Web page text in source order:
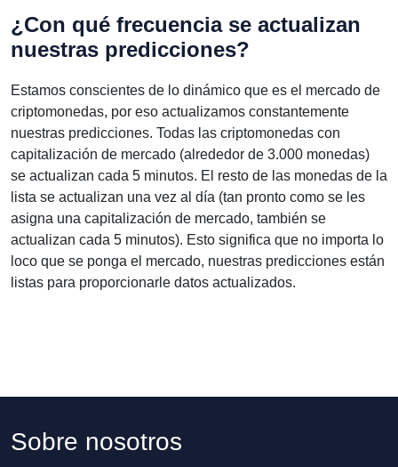
¿Con qué frecuencia se actualizan
nuestras predicciones?
Estamos conscientes de lo dinámico que es el mercado de
criptomonedas, por eso actualizamos constantemente
nuestras predicciones. Todas las criptomonedas con
capitalización de mercado (alrededor de 3.000 monedas)
se actualizan cada 5 minutos. El resto de las monedas de la
lista se actualizan una vez al día (tan pronto como se les
asigna una capitalización de mercado, también se
actualizan cada 5 minutos). Esto significa que no importa lo
loco que se ponga el mercado, nuestras predicciones están
listas para proporcionarle datos actualizados.
Sobre nosotros